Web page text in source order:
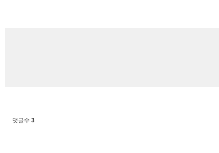
댓글수 3